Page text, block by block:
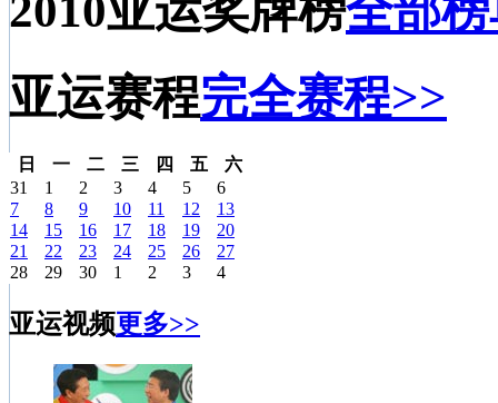
2010亚运奖牌榜全部
亚运赛程完全赛程>>
日 一 二 三 四 五
六
31
1 2 3 4 5
6
7
8 9 10 11 12
13
14
15 16 17 18 19
20
21
22 23 24 25 26
27
28
29 30 1 2 3 4
亚运视频更多>>